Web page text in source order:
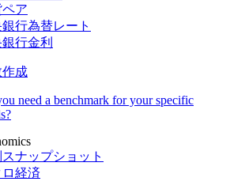
ア
行為替レート
行金利
成
need a benchmark for your specific
スナップショット
ロ経済